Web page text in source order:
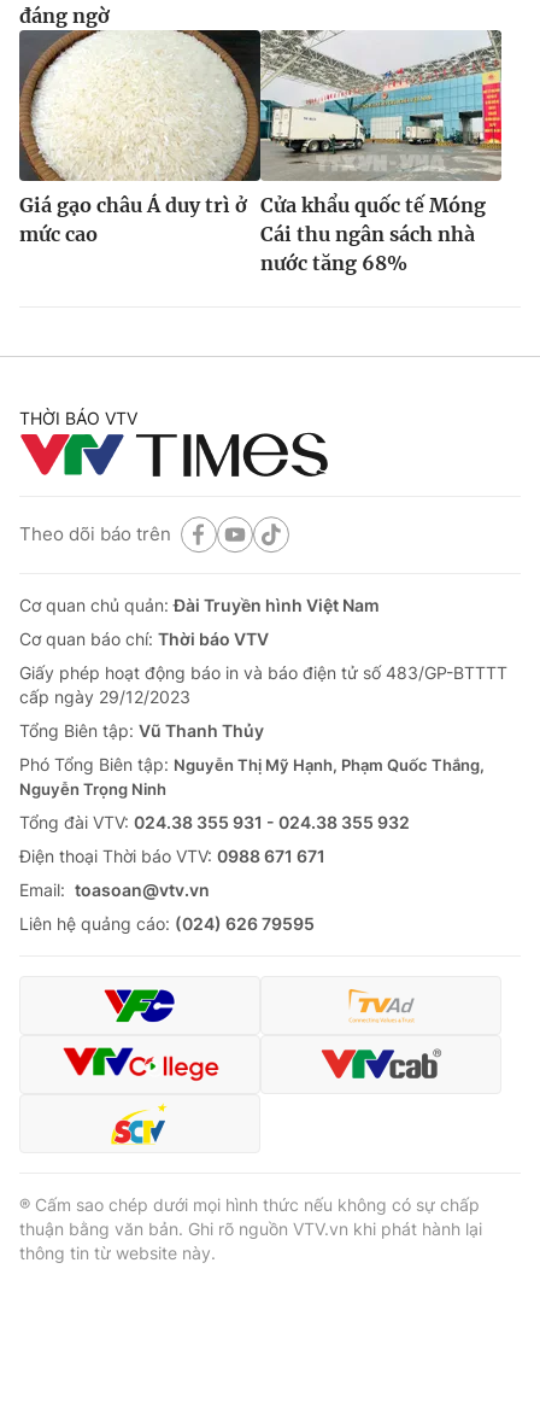
đáng ngờ
Giá gạo châu Á duy trì ở
mức cao
Cửa khẩu quốc tế Móng
Cái thu ngân sách nhà
nước tăng 68%
THỜI BÁO VTV
Theo dõi báo trên
Cơ quan chủ quản:Đài Truyền hình Việt Nam
Cơ quan báo chí: Thời báo VTV
Giấy phép hoạt động báo in và báo điện tử số 483/GP-BTTTT
cấp ngày 29/12/2023
Tổng Biên tập: Vũ Thanh Thủy
Phó Tổng Biên tập: Nguyễn Thị Mỹ Hạnh, Phạm Quốc Thắng,
Nguyễn Trọng Ninh
Tổng đài VTV: 024.38 355 931 - 024.38 355 932
Ðiện thoại Thời báo VTV: 0988 671 671
Email: toasoan@vtv.vn
Liên hệ quảng cáo: (024) 626 79595
® Cấm sao chép dưới mọi hình thức nếu không có sự chấp
thuận bằng văn bản. Ghi rõ nguồn VTV.vn khi phát hành lại
thông tin từ website này.